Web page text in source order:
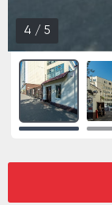
5/ 5